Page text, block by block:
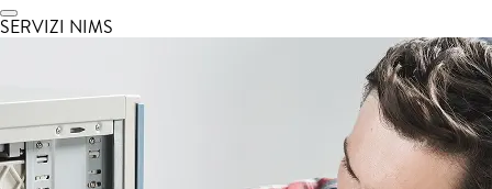
SERVIZI NIMS